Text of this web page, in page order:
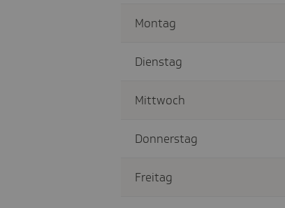
Montag
Dienstag
Mittwoch
Donnerstag
Freitag